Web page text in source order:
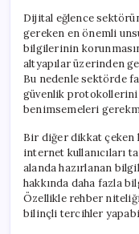
Dijital eğlence
gereken en önemli
bilgilerinin
altyapılar üzerinden
Bu nedenle sektörde
güvenlik protokollerini
benimsemeleri
Bir diğer dikkat çeken
internet kullanıcıları
alanda hazırlanan
hakkında daha fazla
Özellikle rehber
bilinçli tercihler